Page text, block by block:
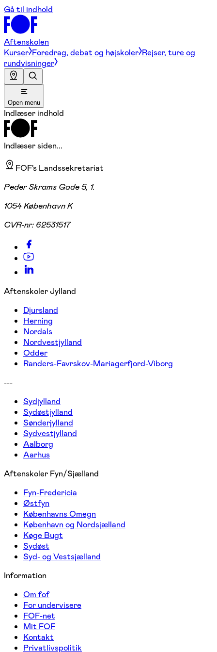
Gå til indhold
Aftenskolen
Kurser Foredrag, debat og højskoler Rejser, ture og
rundvisninger
Open menu
Indlæser indhold
Indlæser siden...
FOF's Landssekretariat
Peder Skrams Gade 5, 1.
1054 København K
CVR-nr: 62531517
Aftenskoler Jylland
Djursland
Herning
Nordals
Nordvestjylland
Odder
Randers-Favrskov-Mariagerfjord-Viborg
---
Sydjylland
Sydøstjylland
Sønderjylland
Sydvestjylland
Aalborg
Aarhus
Aftenskoler Fyn/Sjælland
Fyn-Fredericia
Østfyn
Københavns Omegn
København og Nordsjælland
Køge Bugt
Sydøst
Syd- og Vestsjælland
Information
Om fof
For undervisere
FOF-net
Mit FOF
Kontakt
Privatlivspolitik